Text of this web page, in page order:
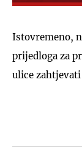
Istovremeno,
prijedloga za
ulice